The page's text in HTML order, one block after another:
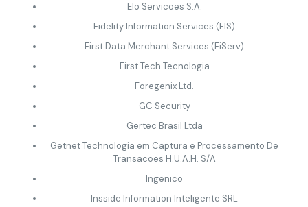
Elo Servicoes S.A.
Fidelity Information Services (FIS)
First Data Merchant Services (FiServ)
First Tech Tecnologia
Foregenix Ltd.
GC Security
Gertec Brasil Ltda
Getnet Technologia em Captura e Processamento De
Transacoes H.U.A.H. S/A
Ingenico
Insside Information Inteligente SRL